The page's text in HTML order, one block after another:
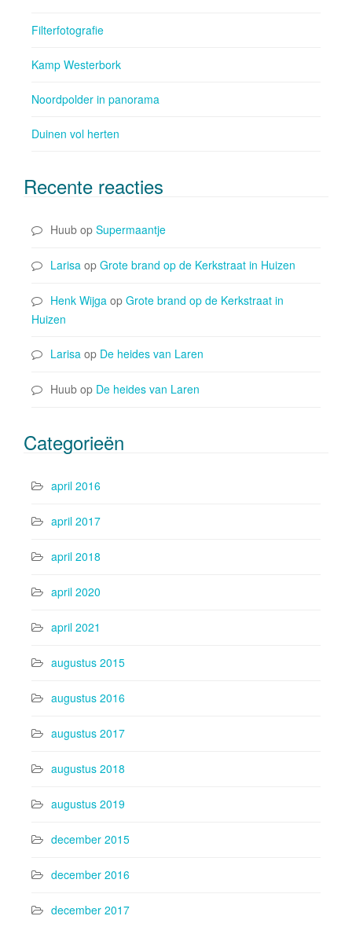
Filterfotografie
Kamp Westerbork
Noordpolder in panorama
Duinen vol herten
Recente reacties
Huub op Supermaantje
Larisa op Grote brand op de Kerkstraat in Huizen
Henk Wijga op Grote brand op de Kerkstraat in
Huizen
Larisa op De heides van Laren
Huub op De heides van Laren
Categorieën
april 2016
april 2017
april 2018
april 2020
april 2021
augustus 2015
augustus 2016
augustus 2017
augustus 2018
augustus 2019
december 2015
december 2016
december 2017